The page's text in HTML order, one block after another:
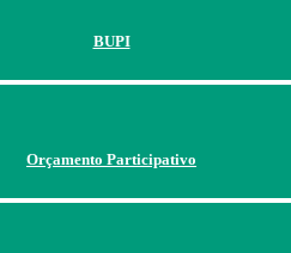
BUPI
Orçamento Participativo